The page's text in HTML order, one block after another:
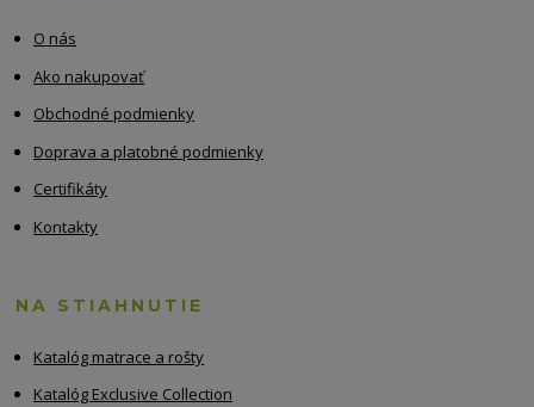
O nás
Ako nakupovať
Obchodné podmienky
Doprava a platobné podmienky
Certifikáty
Kontakty
NA STIAHNUTIE
Katalóg matrace a rošty
Katalóg Exclusive Collection